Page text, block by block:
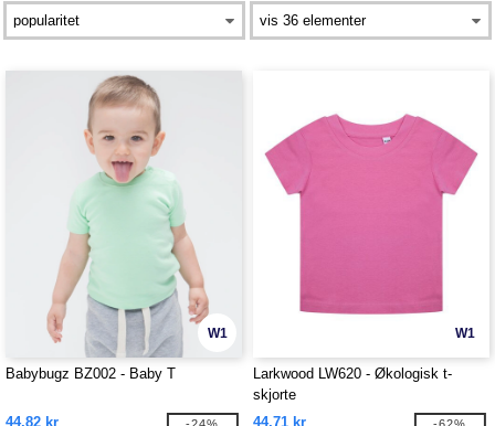
W1
Babybugz BZ002 - Baby T
44,82 kr
W1
Larkwood LW620 - Økologisk t-
skjorte
44,71 kr